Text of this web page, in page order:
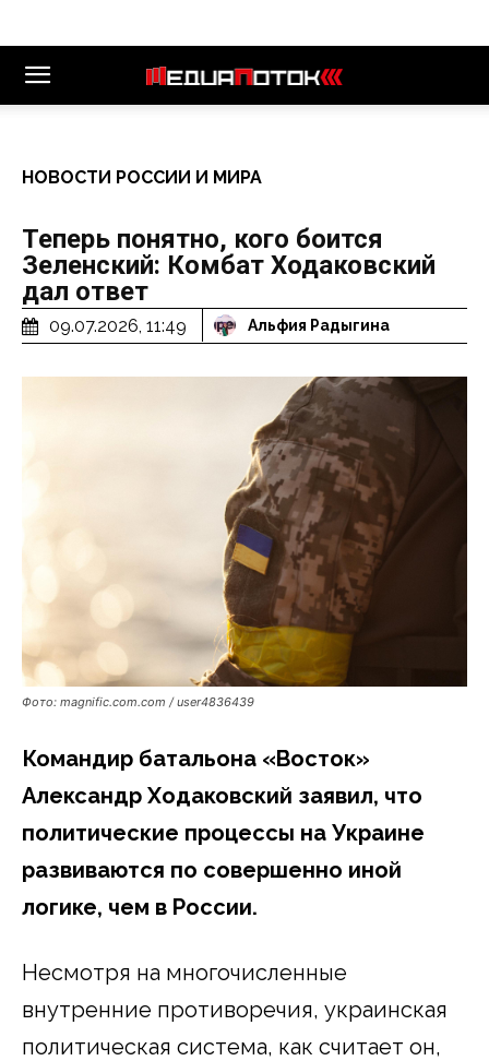
НОВОСТИ РОССИИ И МИРА
Теперь понятно, кого боится
Зеленский: Комбат Ходаковский
дал ответ
09.07.2026, 11:49 Альфия Радыгина
Фото: magnific.com.com / user4836439
Командир батальона «Восток»
Александр Ходаковский заявил, что
политические процессы на Украине
развиваются по совершенно иной
логике, чем в России.
Несмотря на многочисленные
внутренние противоречия, украинская
политическая система, как считает он,